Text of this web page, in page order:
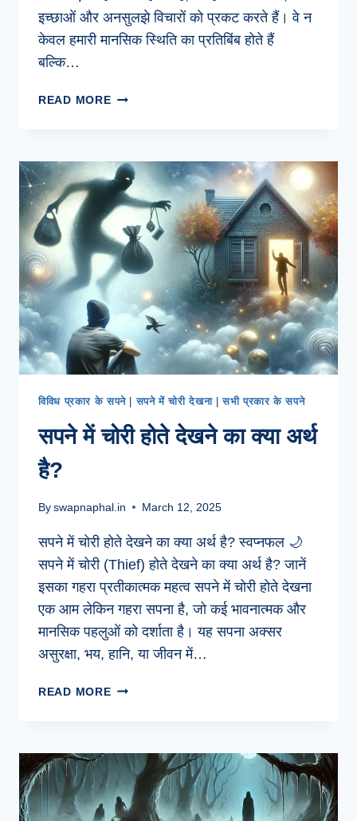
इच्छाओं और अनसुलझे विचारों को प्रकट करते हैं। वे न
केवल हमारी मानसिक स्थिति का प्रतिबिंब होते हैं
बल्कि…
READ MORE सपनों
है?
विविध प्रकार के सपने|सपने में चोरी देखना|सभी प्रकार के सपने
सपने में चोरी होते देखने का क्या अर्थ
है?
Byswapnaphal.in March 12, 2025
सपने में चोरी होते देखने का क्या अर्थ है? स्वप्नफल 🌙
सपने में चोरी (Thief) होते देखने का क्या अर्थ है? जानें
इसका गहरा प्रतीकात्मक महत्व सपने में चोरी होते देखना
एक आम लेकिन गहरा सपना है, जो कई भावनात्मक और
मानसिक पहलुओं को दर्शाता है। यह सपना अक्सर
असुरक्षा, भय, हानि, या जीवन में…
READ MORE सपने
देखने
क्या
अर्थ